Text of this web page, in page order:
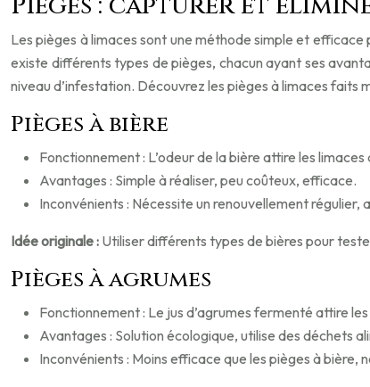
Les pièges à limaces sont une méthode simple et
existe différents types de pièges, chacun ayant ses
niveau d’infestation. Découvrez les pièges à limaces faits
Pièges à bière
Fonctionnement : L’odeur de la bière attire les
Avantages : Simple à réaliser, peu coûteux, efficace.
Inconvénients : Nécessite un renouvellement régulier,
Idée originale : Utiliser différents types de bières pour
Pièges à agrumes
Fonctionnement : Le jus d’agrumes fermenté attire
Avantages : Solution écologique, utilise des déchets
Inconvénients : Moins efficace que les pièges à bière,